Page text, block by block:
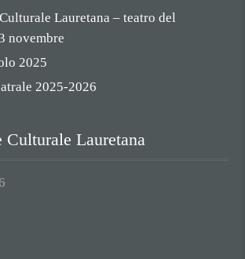
Lauretana – teatro del
novembre
2025
2025-2026
Culturale Lauretana